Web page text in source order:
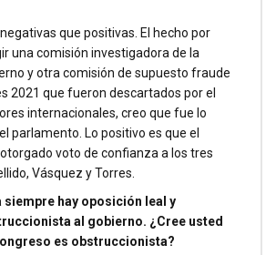
que positivas. El hecho por
una comisión investigadora de la
y otra comisión de supuesto fraude
2021 que fueron descartados por el
internacionales, creo que fue lo
parlamento. Lo positivo es que el
voto de confianza a los tres
Vásquez y Torres.
siempre hay oposición leal y
al gobierno. ¿Cree usted
es obstruccionista?